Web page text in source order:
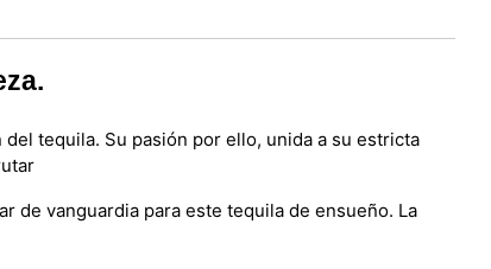
tequila. Su pasión por ello, unida a su estricta
de vanguardia para este tequila de ensueño. La